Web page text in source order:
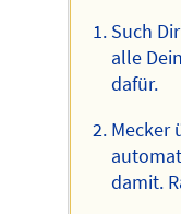
Such
alle
dafür.
Mecker
damit.